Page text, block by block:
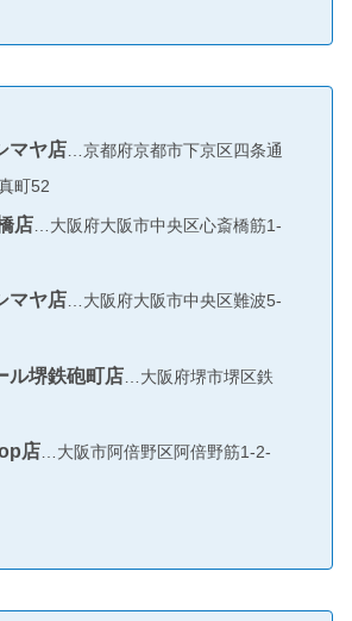
マヤ店 …京都府京都市下京区四条通
町52
店 …大阪府大阪市中央区心斎橋筋1-
マヤ店…大阪府大阪市中央区難波5-
ル堺鉄砲町店 …大阪府堺市堺区鉄
店 …大阪市阿倍野区阿倍野筋1-2-